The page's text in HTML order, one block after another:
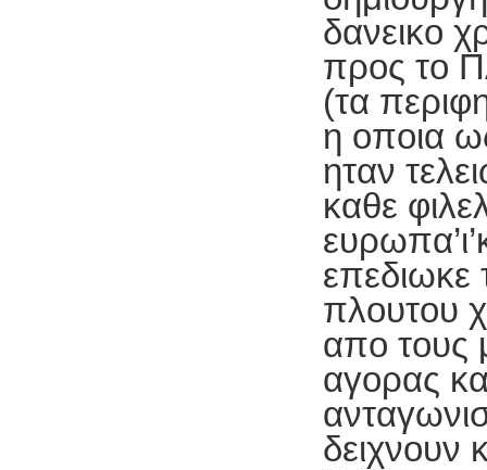
δανεικο
προς το
(τα
η οποια
ηταν
καθε
επεδιωκε
πλουτου
απο τους
αγορας
δειχνουν